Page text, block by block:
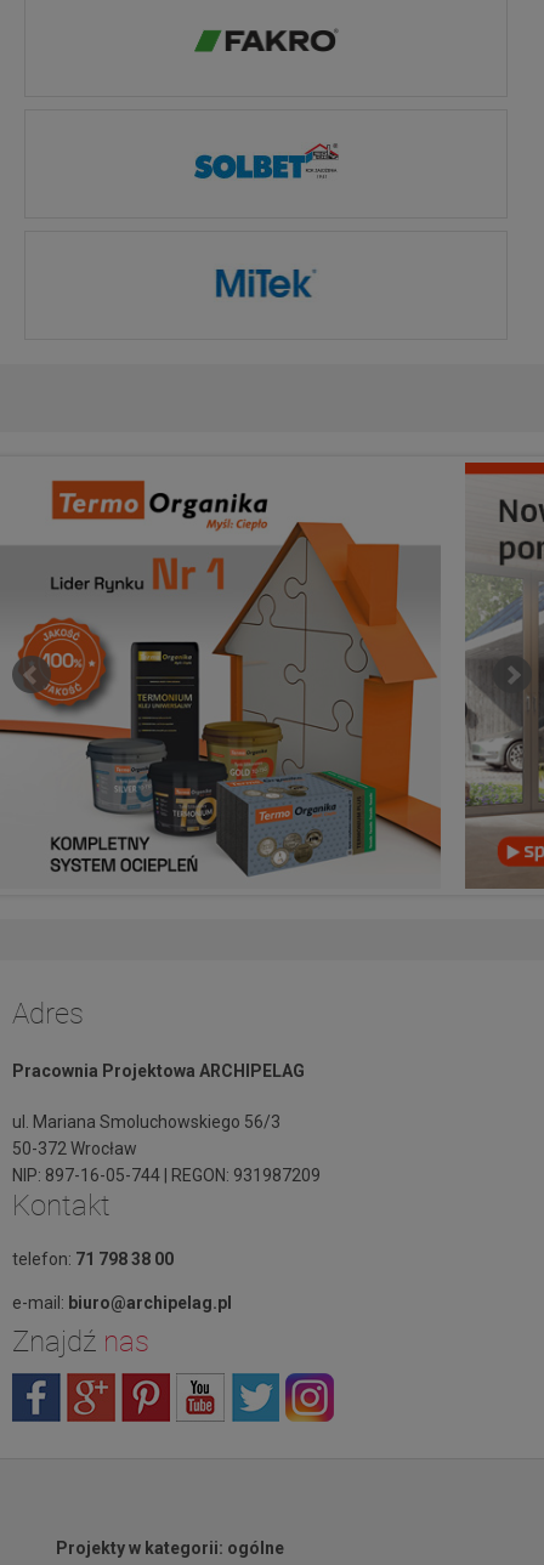
Adres
Pracownia Projektowa ARCHIPELAG
ul. Mariana Smoluchowskiego 56/3
50-372 Wrocław
NIP: 897-16-05-744 | REGON: 931987209
Kontakt
telefon: 71 798 38 00
e-mail: biuro@archipelag.pl
Znajdź nas
Projekty w kategorii: ogólne